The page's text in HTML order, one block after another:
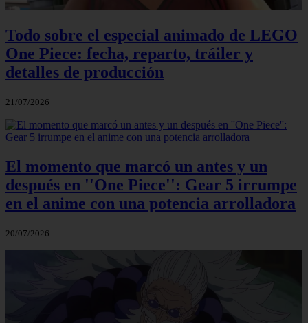
Todo sobre el especial animado de LEGO
One Piece: fecha, reparto, tráiler y
detalles de producción
21/07/2026
El momento que marcó un antes y un
después en ''One Piece'': Gear 5 irrumpe
en el anime con una potencia arrolladora
20/07/2026